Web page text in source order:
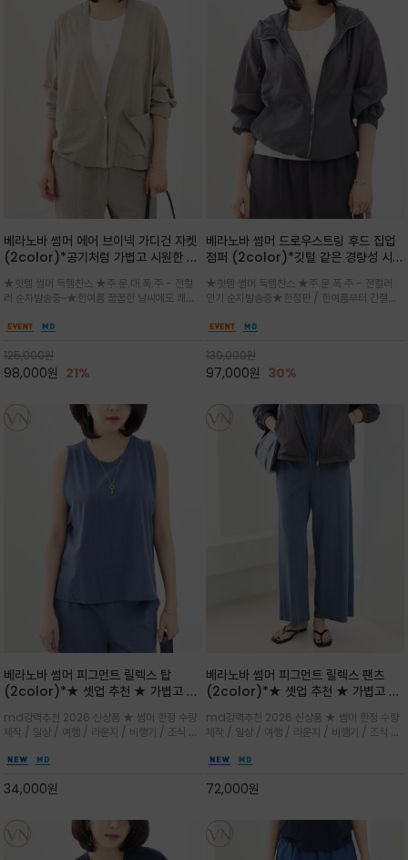
베라노바 썸머 에어 브이넥 가디건 자켓
(2color)*공기처럼 가볍고 시원한 나
브이넥 디자인이라 부담없이 쓱쓱~걸치
는 꾸안꾸!!가볍고 바스락한 나일론 블렌
드 소재감이 세련된 무드를 더해주는 가
★핫템 썸머 득템찬스 ★주.문.대.폭.주 - 전컬
러 순차발송중~★한여름 꿉꿉한 날씨에도 쾌적
일 자켓은 가벼운 무게감과 방수성 덕분에 여름
등과 밸런스를 맞춥니다
125,000원
98,000원 21%
베라노바 썸머 드로우스트링 후드 집업
점퍼 (2color)*깃털 같은 경량성 시원
(Volume Fit)가볍지만 입체적인 실
루엣을 유지하는 구조적 디자인
★핫템 썸머 득템찬스 ★주.문.폭.주 - 전컬러
인기 순차발송중★한정판 / 한여름부터 간절기
단 스토퍼 디테일로 핏 조절이 가능해 실용적/바
가볍게 비치는 세련된후드
139,000원
97,000원 30%
베라노바 썸머 피그먼트 릴렉스 탑
(2color)*★ 셋업 추천 ★ 가볍고 부
튼 소재로 완성
md강력추천 2026 신상품 ★ 썸머 한정 수량
제작 / 일상 / 여행 / 라운지 / 비행기 / 조식 /
그먼트로 제작되어 편하고 가볍게 후회없으실 아
34,000원
베라노바 썸머 피그먼트 릴렉스 팬츠
(2color)*★ 셋업 추천 ★ 가볍고 부
튼 소재로 완성
md강력추천 2026 신상품 ★ 썸머 한정 수량
제작 / 일상 / 여행 / 라운지 / 비행기 / 조식 /
그먼트로 제작되어 편하고 가볍게 후회없으실 아
72,000원